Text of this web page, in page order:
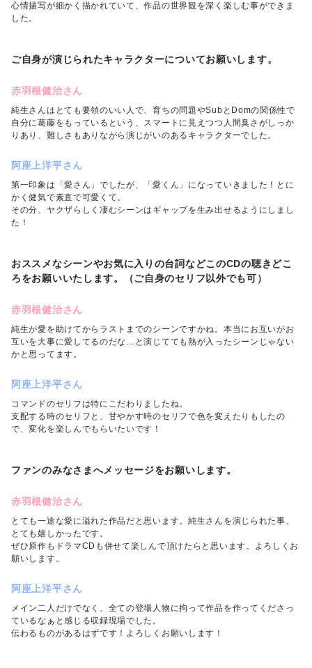
心情描写が細かく描かれていて、作品の世界観を深く楽しむ事ができま
した。
ご自身が演じられたキャラクターについてお願いします。
赤羽根健治さん
純生さんはとても要領のいい人で、育ちの問題やSubとDomの関係性で
自分に葛藤をもっているという、スマートに見えつつ人間臭さがしっか
りあり、難しさもありながら演じがいのあるキャラクターでした。
阿座上洋平さん
第一印象は「愛さん」でしたが、「愛くん」になっていきました！とに
かく健気で素直で可愛くて。
その分、ヤクザらしく凄むシーンはギャップを生み出せるようにしまし
た！
おススメなシーンやお気に入りの台詞などこのCDの聴きどこ
ろをお願いいたします。（ご自身のセリフ以外でも可）
赤羽根健治さん
純生が愛を助けてからラストまでのシーンですかね。本当にお互いがお
互いを大事に愛してるのだな…と演じてても熱が入ったシーンじゃない
かと思ってます。
阿座上洋平さん
コマンドのセリフは特にこだわりましたね。
支配する時のセリフと、甘やかす時のセリフで色を変えたりもしたの
で、変化を楽しんでもらいたいです！
ファンのみなさまへメッセージをお願いします。
赤羽根健治さん
とても一途な愛に溢れた作品だと思います。純生さんを演じられた事、
とても嬉しかったです。
ぜひ原作もドラマCDも併せて楽しんで頂けたらと思います。よろしくお
願いします。
阿座上洋平さん
メイン二人だけでなく、全ての登場人物に拘って作品を作ってくださっ
ているなぁと感じる収録現場でした。
伝わるものがあるはずです！よろしくお願いします！